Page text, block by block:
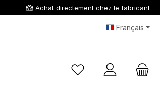
Achat directement chez le fabricant
Français
Vous avez 0 articles